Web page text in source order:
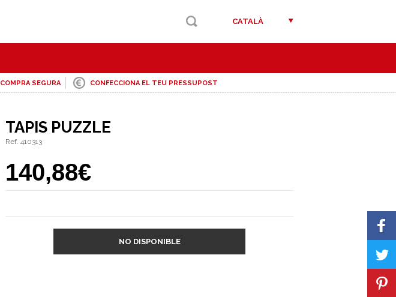
CATALÀ
COMPRA SEGURA CONFECCIONA EL TEU PRESSUPOST
TAPIS PUZZLE
Ref. 410313
140,88€
NO DISPONIBLE